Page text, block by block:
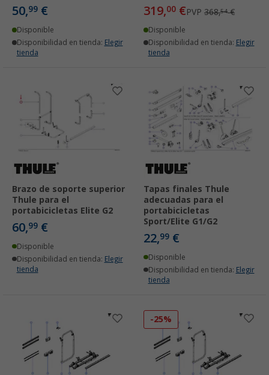
50,99 €
Disponible
Disponibilidad en tienda: Elegir
tienda
319,00 €PVP 368,54€
Disponible
Disponibilidad en tienda: Elegir
tienda
Brazo de soporte superior
Thule para el
portabicicletas Elite G2
60,99 €
Disponible
Disponibilidad en tienda: Elegir
tienda
Tapas finales Thule
adecuadas para el
portabicicletas
Sport/Elite G1/G2
22,99 €
Disponible
Disponibilidad en tienda: Elegir
tienda
-25%